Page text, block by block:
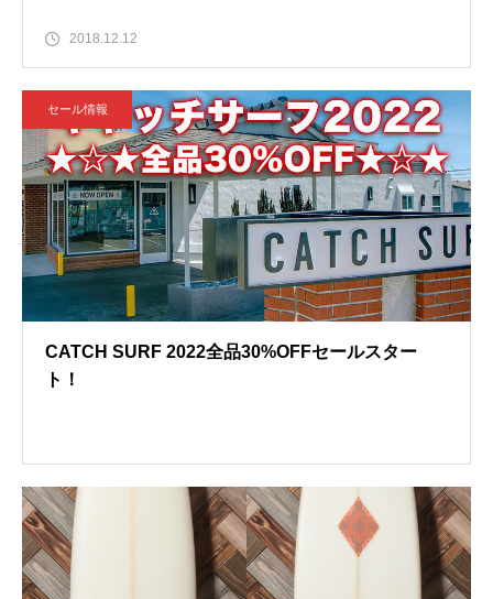
2018.12.12
セール情報
CATCH SURF 2022全品30%OFFセールスター
ト！